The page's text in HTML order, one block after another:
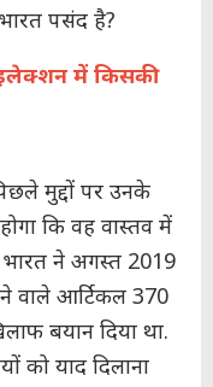
पसंद है?
इलेक्शन में किसकी
मुद्दों पर उनके
कि वह वास्तव में
ने अगस्त 2019
वाले आर्टिकल 370
बयान दिया था.
को याद दिलाना